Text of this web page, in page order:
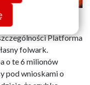
- mówił po
szef
Platforma
folwark.
o te 6 milionów
pod wnioskami o